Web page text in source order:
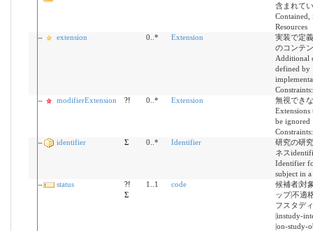
含まれて
Contained,
Resources
extension
0..* Extension
実装で定
のコンテ
Additional
defined by
modifierExtension
?! 0..* Extension
無視でき
Extensions
be ignored
identifier
Σ 0..* Identifier
研究の研
ネス
Identifier
subject in
status
?!
Σ
1..1 code
候補者|対
ップ|不適
フスタデ
|instudy-
|on-study-